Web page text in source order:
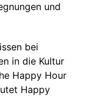
und
bei
in die Kultur
Happy Hour
Happy